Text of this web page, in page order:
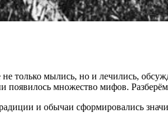
только мылись, но и лечились,
появилось множество мифов.
и обычаи сформировались